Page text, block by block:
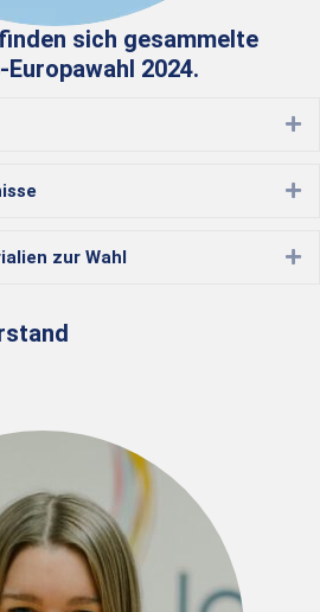
sich gesammelte
2024.
zur Wahl